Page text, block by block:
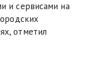
и сервисами на
отметил